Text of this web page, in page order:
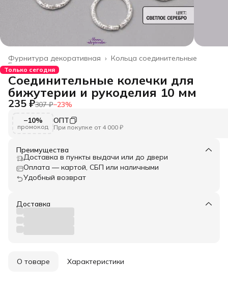
Кольца соединительные
Фурнитура декоративная ›
Главная ›
Только сегодня
Соединительные колечки для
бижутерии и рукоделия 10 мм
235 ₽307 ₽−23%
−10%
промокод
ОПТ
При покупке от 4 000 ₽
Преимущества
Доставка в пункты выдачи или до двери
Оплата — картой, СБП или наличными
Удобный возврат
Доставка
О товаре Характеристики